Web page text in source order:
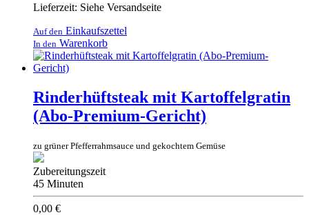
Lieferzeit: Siehe Versandseite
Auf den Einkaufszettel
In den Warenkorb
Rinderhüftsteak mit Kartoffelgratin
(Abo-Premium-Gericht)
zu grüner Pfefferrahmsauce und gekochtem Gemüse
Zubereitungszeit
45 Minuten
0,00 €